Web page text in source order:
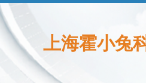
上海霍小兔